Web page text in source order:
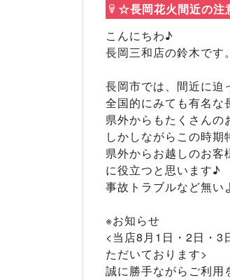
☆長岡花火間近の注
こんにちわ♪
長岡三和店の鈴木です。
長岡市では、間近に迫
全国的にみても有名な
県外からもたくさんの
しかしながらこの時期
県外からお越しのお
に役立つと思います♪
事故トラブルなど無
※お知らせ
<当店8月1日・2日・3
ただいております>
誠に勝手ながらご利用